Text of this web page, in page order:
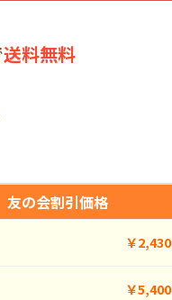
送料無料
友の会割引価格
￥2,430
￥5,400